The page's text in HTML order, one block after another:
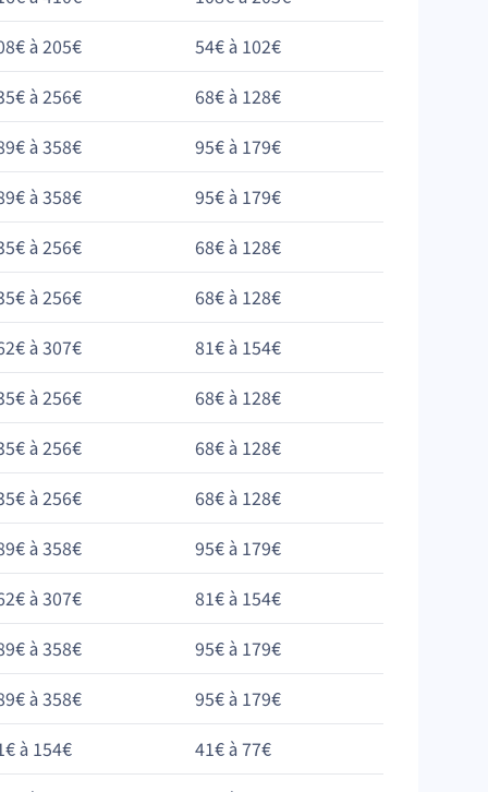
à 205€
54€ à 102€
à 256€
68€ à 128€
à 358€
95€ à 179€
à 358€
95€ à 179€
à 256€
68€ à 128€
à 256€
68€ à 128€
à 307€
81€ à 154€
à 256€
68€ à 128€
à 256€
68€ à 128€
à 256€
68€ à 128€
à 358€
95€ à 179€
à 307€
81€ à 154€
à 358€
95€ à 179€
à 358€
95€ à 179€
à 154€
41€ à 77€